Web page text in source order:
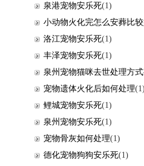
泉港宠物安乐死(1)
小动物火化完怎么安葬比
洛江宠物安乐死(1)
丰泽宠物安乐死(1)
泉州宠物猫咪去世处理方
宠物遗体火化后如何处理(1)
鲤城宠物安乐死(1)
泉州宠物安乐死(1)
宠物骨灰如何处理(1)
德化宠物狗狗安乐死(1)